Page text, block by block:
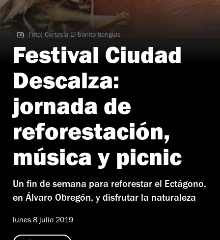
Foto: Cortesía El bonito tianguis
Foto: Cortesía El bonito tianguis
Festival Ciudad
Descalza:
jornada de
reforestación,
música y picnic
Un fin de semana para reforestar el Ectágono,
en Álvaro Obregón, y disfrutar la naturaleza
lunes 8 julio 2019